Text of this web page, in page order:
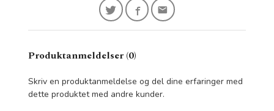
Produktanmeldelser (0)
Skriv en produktanmeldelse og del dine erfaringer med
dette produktet med andre kunder.